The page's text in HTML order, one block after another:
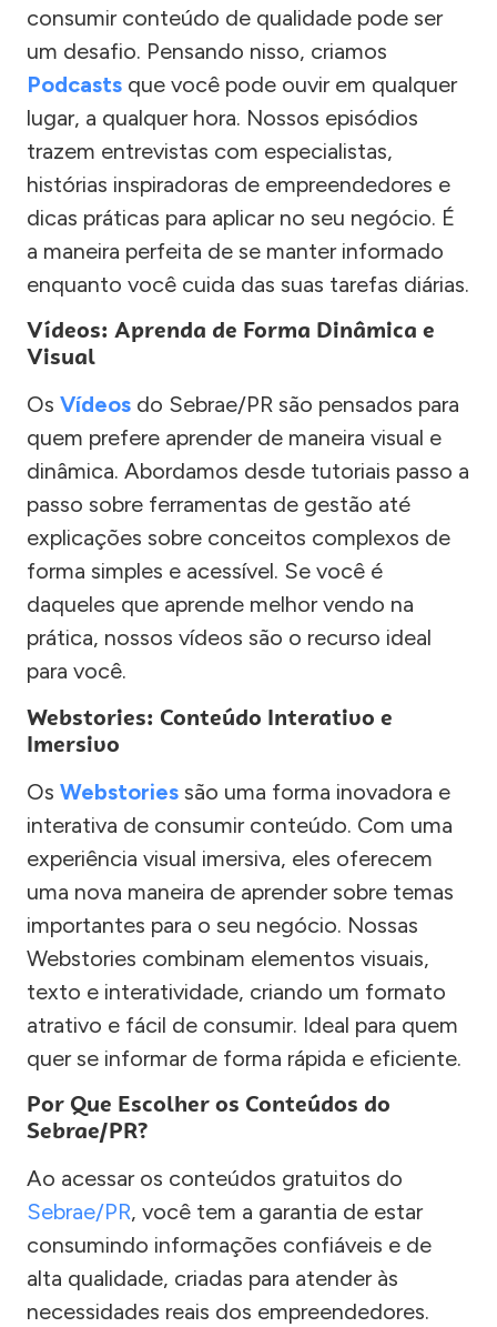
consumir conteúdo de qualidade pode ser
um desafio. Pensando nisso, criamos
Podcasts que você pode ouvir em qualquer
lugar, a qualquer hora. Nossos episódios
trazem entrevistas com especialistas,
histórias inspiradoras de empreendedores e
dicas práticas para aplicar no seu negócio. É
a maneira perfeita de se manter informado
enquanto você cuida das suas tarefas diárias.
Vídeos: Aprenda de Forma Dinâmica e
Visual
Os Vídeos do Sebrae/PR são pensados para
quem prefere aprender de maneira visual e
dinâmica. Abordamos desde tutoriais passo a
passo sobre ferramentas de gestão até
explicações sobre conceitos complexos de
forma simples e acessível. Se você é
daqueles que aprende melhor vendo na
prática, nossos vídeos são o recurso ideal
para você.
Webstories: Conteúdo Interativo e
Imersivo
Os Webstories são uma forma inovadora e
interativa de consumir conteúdo. Com uma
experiência visual imersiva, eles oferecem
uma nova maneira de aprender sobre temas
importantes para o seu negócio. Nossas
Webstories combinam elementos visuais,
texto e interatividade, criando um formato
atrativo e fácil de consumir. Ideal para quem
quer se informar de forma rápida e eficiente.
Por Que Escolher os Conteúdos do
Sebrae/PR?
Ao acessar os conteúdos gratuitos do
Sebrae/PR, você tem a garantia de estar
consumindo informações confiáveis e de
alta qualidade, criadas para atender às
necessidades reais dos empreendedores.